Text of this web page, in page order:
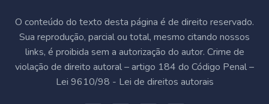
O conteúdo do texto desta página é de direito reservado.
Sua reprodução, parcial ou total, mesmo citando nossos
links, é proibida sem a autorização do autor. Crime de
violação de direito autoral – artigo 184 do Código Penal –
Lei 9610/98 - Lei de direitos autorais